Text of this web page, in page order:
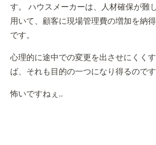
す。 ハウスメーカーは、人材確保が難
用いて、顧客に現場管理費の増加を納
です。
心理的に途中での変更を出させにくく
ば、それも目的の一つになり得るのです
怖いですねぇ..